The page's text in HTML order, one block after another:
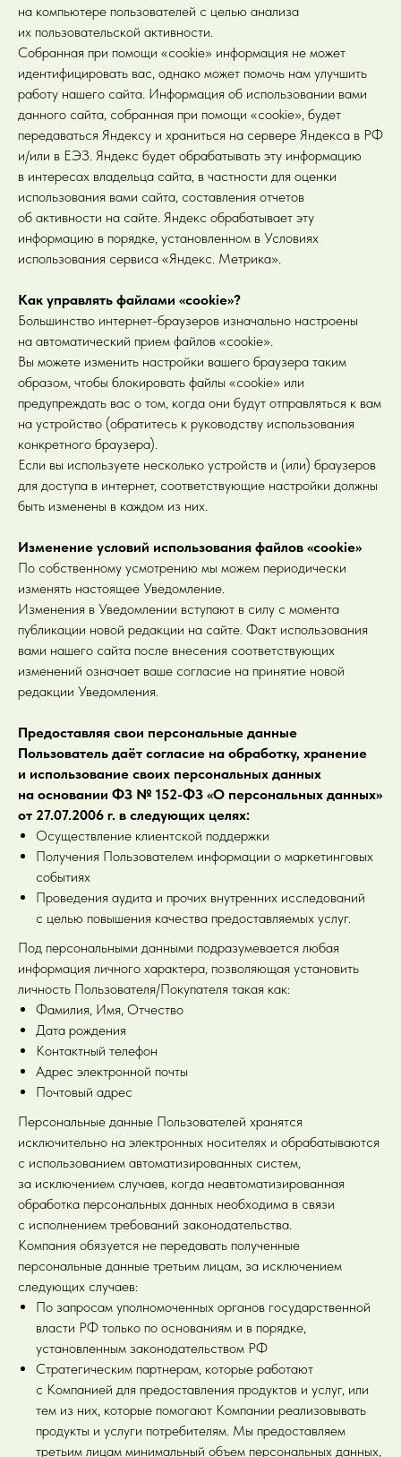
на компьютере пользователей с целью анализа
их пользовательской активности.
Собранная при помощи «cookie» информация не может
идентифицировать вас, однако может помочь нам улучшить
работу нашего сайта. Информация об использовании вами
данного сайта, собранная при помощи «cookie», будет
передаваться Яндексу и храниться на сервере Яндекса в РФ
и/или в ЕЭЗ. Яндекс будет обрабатывать эту информацию
в интересах владельца сайта, в частности для оценки
использования вами сайта, составления отчетов
об активности на сайте. Яндекс обрабатывает эту
информацию в порядке, установленном в Условиях
использования сервиса «Яндекс. Метрика».
Как управлять файлами «cookie»?
Большинство интернет-браузеров изначально настроены
на автоматический прием файлов «cookie».
Вы можете изменить настройки вашего браузера таким
образом, чтобы блокировать файлы «cookie» или
предупреждать вас о том, когда они будут отправляться к вам
на устройство (обратитесь к руководству использования
конкретного браузера).
Если вы используете несколько устройств и (или) браузеров
для доступа в интернет, соответствующие настройки должны
быть изменены в каждом из них.
Изменение условий использования файлов «cookie»
По собственному усмотрению мы можем периодически
изменять настоящее Уведомление.
Изменения в Уведомлении вступают в силу с момента
публикации новой редакции на сайте. Факт использования
вами нашего сайта после внесения соответствующих
изменений означает ваше согласие на принятие новой
редакции Уведомления.
Предоставляя свои персональные данные
Пользователь даёт согласие на обработку, хранение
и использование своих персональных данных
на основании ФЗ № 152-ФЗ «О персональных данных»
от 27.07.2006 г. в следующих целях:
Осуществление клиентской поддержки
Получения Пользователем информации о маркетинговых
событиях
Проведения аудита и прочих внутренних исследований
с целью повышения качества предоставляемых услуг.
Под персональными данными подразумевается любая
информация личного характера, позволяющая установить
личность Пользователя/Покупателя такая как:
Фамилия, Имя, Отчество
Дата рождения
Контактный телефон
Адрес электронной почты
Почтовый адрес
Персональные данные Пользователей хранятся
исключительно на электронных носителях и обрабатываются
с использованием автоматизированных систем,
за исключением случаев, когда неавтоматизированная
обработка персональных данных необходима в связи
с исполнением требований законодательства.
Компания обязуется не передавать полученные
персональные данные третьим лицам, за исключением
следующих случаев:
По запросам уполномоченных органов государственной
власти РФ только по основаниям и в порядке,
установленным законодательством РФ
Стратегическим партнерам, которые работают
с Компанией для предоставления продуктов и услуг, или
тем из них, которые помогают Компании реализовывать
продукты и услуги потребителям. Мы предоставляем
третьим лицам минимальный объем персональных данных,